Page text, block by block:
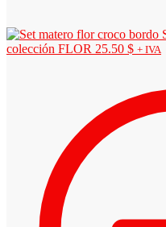
colección FLOR 25.50 $ + IVA